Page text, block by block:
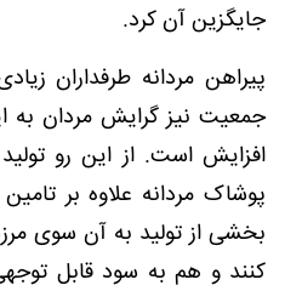
جایگزین آن کرد.
پیراهن مردانه طرفداران
جمعیت نیز گرایش مردان به
افزایش است. از این رو
پوشاک مردانه علاوه بر
بخشی از تولید به آن سوی
کنند و هم به سود قابل